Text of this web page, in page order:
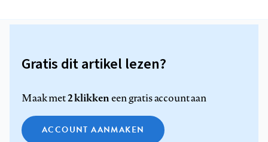
Gratis dit artikel lezen?
Maak met2 klikkeneen gratis account aan
ACCOUNT AANMAKEN